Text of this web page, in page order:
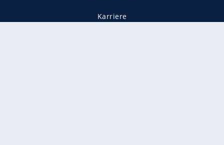
Karriere